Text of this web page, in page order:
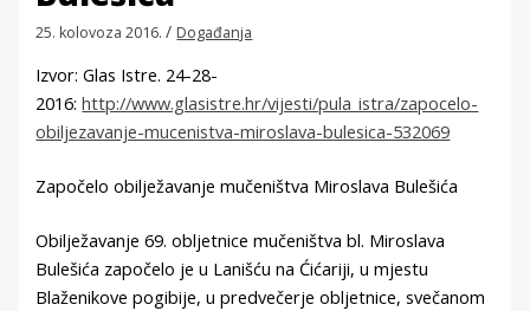
25. kolovoza 2016./ Događanja
Izvor: Glas Istre. 24-28-
2016:http://www.glasistre.hr/vijesti/pula_istra/zapocelo-
obiljezavanje-mucenistva-miroslava-bulesica-532069
Započelo obilježavanje mučeništva Miroslava Bulešića
Obilježavanje 69. obljetnice mučeništva bl. Miroslava
Bulešića započelo je u Lanišću na Ćićariji, u mjestu
Blaženikove pogibije, u predvečerje obljetnice, svečanom